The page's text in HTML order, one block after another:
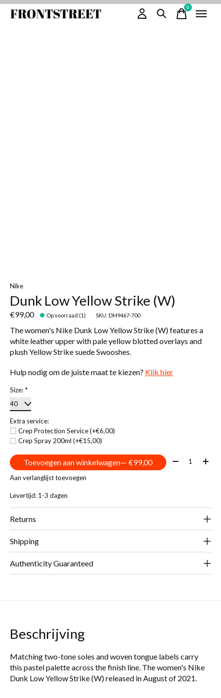
0items
Nike
Dunk Low Yellow Strike (W)
€99,00 Op voorraad (1) SKU: DM9467-700
The women's Nike Dunk Low Yellow Strike (W) features a
white leather upper with pale yellow blotted overlays and
plush Yellow Strike suede Swooshes.
Hulp nodig om de juiste maat te kiezen? Klik hier
Size: *
Extra service:
Crep Protection Service (+€6,00)
Crep Spray 200ml (+€15,00)
Toevoegen aan winkelwagen — €99,00 Aantal:
Aan verlanglijst toevoegen
Levertijd: 1-3 dagen
Returns
Shipping
Authenticity Guaranteed
Beschrijving
Matching two-tone soles and woven tongue labels carry
this pastel palette across the finish line. The women's Nike
Dunk Low Yellow Strike (W) released in August of 2021.